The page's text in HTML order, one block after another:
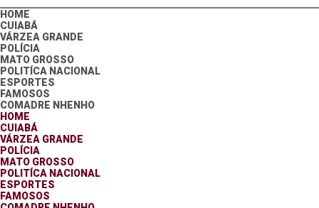
HOME
CUIABÁ
VÁRZEA GRANDE
POLÍCIA
MATO GROSSO
POLITÍCA NACIONAL
ESPORTES
FAMOSOS
COMADRE NHENHO
HOME
CUIABÁ
VÁRZEA GRANDE
POLÍCIA
MATO GROSSO
POLITÍCA NACIONAL
ESPORTES
FAMOSOS